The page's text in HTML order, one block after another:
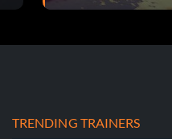
TRENDING TRAINERS